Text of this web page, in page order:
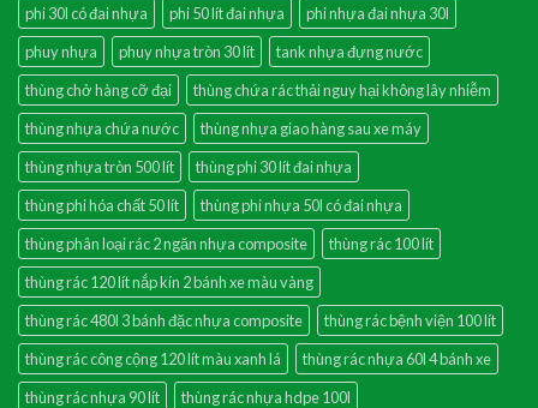
phi 30l có đai nhựa
phi 50 lít đai nhựa
phi nhựa đai nhựa 30l
phuy nhựa
phuy nhựa tròn 30 lít
tank nhựa đựng nước
thùng chở hàng cỡ đại
thùng chứa rác thải nguy hại không lây nhiễm
thùng nhựa chứa nước
thùng nhựa giao hàng sau xe máy
thùng nhựa tròn 500 lít
thùng phi 30 lít đai nhựa
thùng phi hóa chất 50 lít
thùng phi nhựa 50l có đai nhựa
thùng phân loại rác 2 ngăn nhựa composite
thùng rác 100 lít
thùng rác 120 lít nắp kín 2 bánh xe màu vàng
thùng rác 480l 3 bánh đặc nhựa composite
thùng rác bệnh viện 100 lít
thùng rác công cộng 120 lít màu xanh lá
thùng rác nhựa 60l 4 bánh xe
thùng rác nhựa 90 lít
thùng rác nhựa hdpe 100l